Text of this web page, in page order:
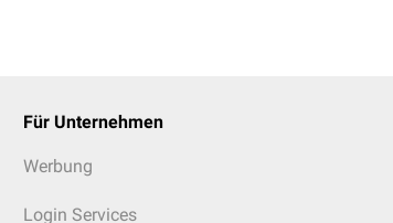
Für Unternehmen
Werbung
Login Services